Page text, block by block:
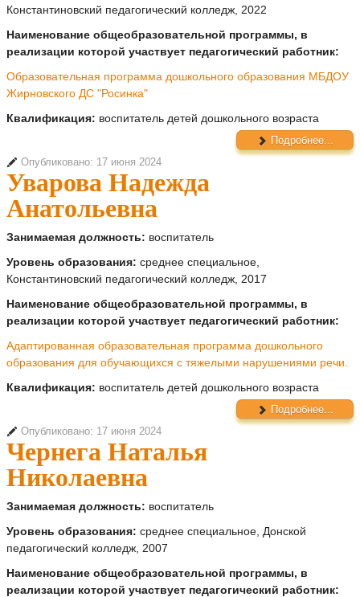
Константиновский педагогический колледж, 2022
Наименование общеобразовательной программы, в
реализации которой участвует педагогический работник:
Образовательная программа дошкольного образования МБДОУ
Жирновского ДС "Росинка"
Квалификация: воспитатель детей дошкольного возраста
Подробнее...
Опубликовано: 17 июня 2024
Уварова Надежда
Анатольевна
Занимаемая должность: воспитатель
Уровень образования: среднее специальное,
Константиновский педагогический колледж, 2017
Наименование общеобразовательной программы, в
реализации которой участвует педагогический работник:
Адаптированная образовательная программа дошкольного
образования для обучающихся с тяжелыми нарушениями речи.
Квалификация: воспитатель детей дошкольного возраста
Подробнее...
Опубликовано: 17 июня 2024
Чернега Наталья
Николаевна
Занимаемая должность: воспитатель
Уровень образования: среднее специальное, Донской
педагогический колледж, 2007
Наименование общеобразовательной программы, в
реализации которой участвует педагогический работник: